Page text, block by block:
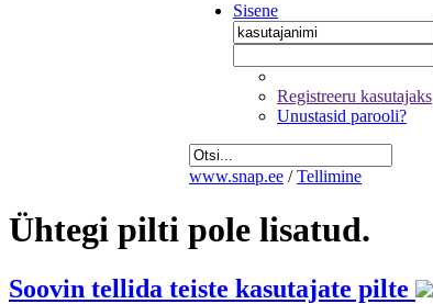
Sisene
Registreeru kasutajaks
Unustasid parooli?
www.snap.ee / Tellimine
Ühtegi pilti pole lisatud.
Soovin tellida teiste kasutajate pilte